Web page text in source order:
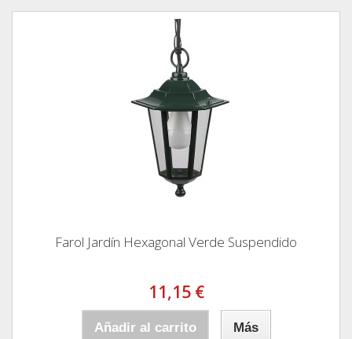
Farol Jardín Hexagonal Verde Suspendido
11,15 €
Añadir al carrito Más